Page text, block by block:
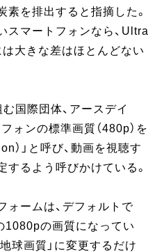
素を排出すると指摘した。
スマートフォンなら、Ultra
大きな差はほとんどない
国際団体、アースデイ
ォンの標準画質（480p）を
）」と呼び、動画を視聴す
するよう呼びかけている。
ォームは、デフォルトで
1080pの画質になってい
球画質」に変更するだけ